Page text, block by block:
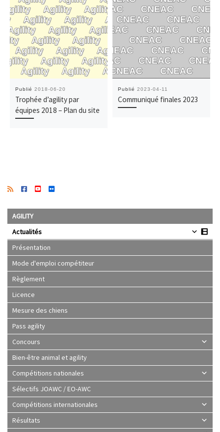
Publié 2018-06-20
Trophée d’agility par
équipes 2018 – Plan du site
Publié 2023-04-11
Communiqué finales 2023
AGILITY
Actualités
Présentation
Mode d'emploi compétiteur
Règlement
Licence
Mesure des chiens
Pass agility
Concours
Bien-être animal et agility
Compétitions nationales
Sélectifs JOAWC / EO-AWC
Compétitions internationales
Résultats